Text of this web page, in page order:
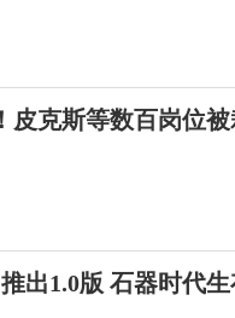
皮克斯等数百岗位被
出1.0版 石器时代